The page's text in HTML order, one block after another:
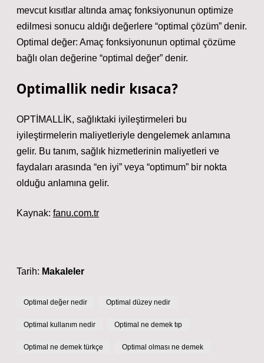
mevcut kısıtlar altında amaç fonksiyonunun optimize
edilmesi sonucu aldığı değerlere “optimal çözüm” denir.
Optimal değer: Amaç fonksiyonunun optimal çözüme
bağlı olan değerine “optimal değer” denir.
Optimallik nedir kısaca?
OPTİMALLİK, sağlıktaki iyileştirmeleri bu
iyileştirmelerin maliyetleriyle dengelemek anlamına
gelir. Bu tanım, sağlık hizmetlerinin maliyetleri ve
faydaları arasında “en iyi” veya “optimum” bir nokta
olduğu anlamına gelir.
Kaynak: fanu.com.tr
Tarih: Makaleler
Optimal değer nedir Optimal düzey nedir
Optimal kullanım nedir Optimal ne demek tıp
Optimal ne demek türkçe Optimal olması ne demek